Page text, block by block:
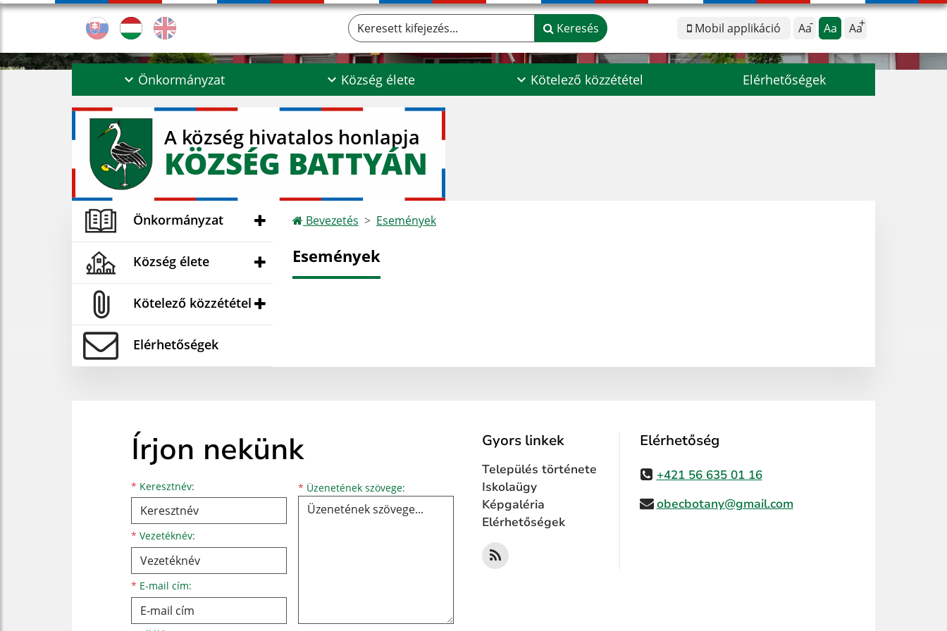
Mobil applikáció Aa Aa Aa
Keresett kifejezés... Keresés
Önkormányzat Község élete Kötelező közzététel Elérhetőségek
A község hivatalos honlapja
KÖZSÉG BATTYÁN
Önkormányzat
Község élete
Kötelező közzététel
Elérhetőségek
Bevezetés Események
Események
Írjon nekünk
* Keresztnév:
Keresztnév
* Vezetéknév:
Vezetéknév
* E-mail cím:
E-mail cím * Üzenetének szövege: Üzenetének szövege...
Gyors linkek
Település története
Iskolaügy
Képgaléria
Elérhetőségek
Elérhetőség
+421 56 635 01 16
obecbotany@gmail.com